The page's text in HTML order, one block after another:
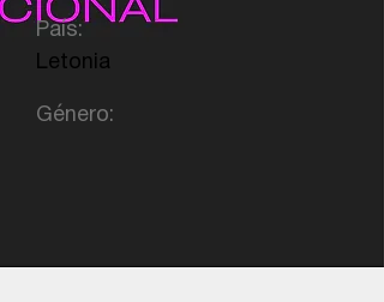
País:
Letonia
Género: